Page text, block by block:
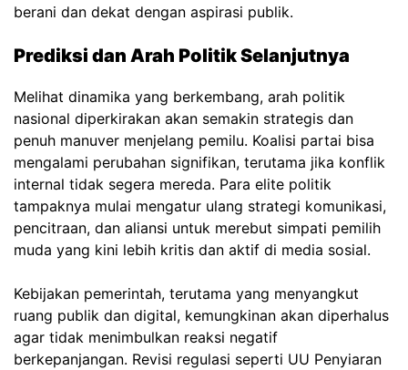
berani dan dekat dengan aspirasi publik.
Prediksi dan Arah Politik Selanjutnya
Melihat dinamika yang berkembang, arah politik
nasional diperkirakan akan semakin strategis dan
penuh manuver menjelang pemilu. Koalisi partai bisa
mengalami perubahan signifikan, terutama jika konflik
internal tidak segera mereda. Para elite politik
tampaknya mulai mengatur ulang strategi komunikasi,
pencitraan, dan aliansi untuk merebut simpati pemilih
muda yang kini lebih kritis dan aktif di media sosial.
Kebijakan pemerintah, terutama yang menyangkut
ruang publik dan digital, kemungkinan akan diperhalus
agar tidak menimbulkan reaksi negatif
berkepanjangan. Revisi regulasi seperti UU Penyiaran